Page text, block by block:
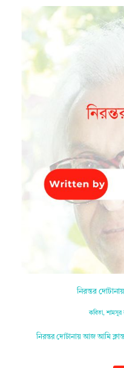
নিরন্তর
কবিতা,শামসুর
নিরন্তর দোটানায় আজ আমি